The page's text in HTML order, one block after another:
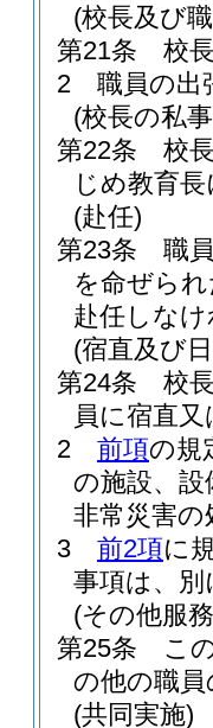
(校長及び
第21条
校
2
職員の出
(校長の私
第22条
校
じめ教育
(赴任)
第23条
職
を命ぜら
赴任しな
(宿直及び
第24条
校
員に宿直
2
前項の規
の施設、
非常災害
3
前2項に
事項は、
(その他服
第25条
こ
の他の職
(共同実施)